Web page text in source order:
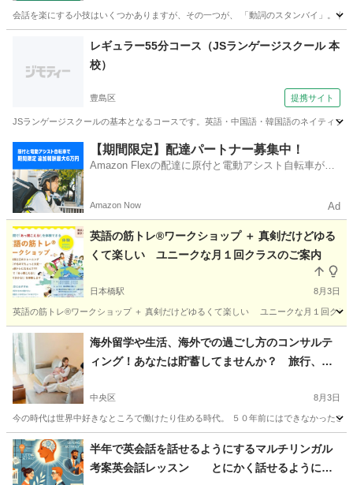
会話を楽にする小技はいくつかありますが、その一つが、 「動詞のスタンバイ」。
英会話 コーチング
レギュラー55分コース（JSランゲージスクール 本
校）
豊島区 提携サイト
JSランゲージスクールの基本となるコースです。英語・中国語・韓国語のネイティブ
発音
【期間限定】配達パートナー募集中！
Amazon Flexの配達に原付と電動アシスト自転車が登
Amazon Now Ad
英語の筋トレ®️ワークショップ ＋ 真剣だけどゆる
くて楽しい ユニークな月１回クラスのご案内
日本橋駅 8月3日
英語の筋トレ®️ワークショップ ＋ 真剣だけどゆるくて楽しい ユニークな月１回クラ
東京 中央区 日本橋駅 英会話 筋トレ
海外留学や生活、海外での過ごし方のコンサルテ
ィング！あなたは貯蓄してませんか？ 旅行、ワ
リカなど）
中央区 8月3日
今の時代は世界中好きなところで働けたり住める時代。 ５０年前にはできなかった
東京 中央区 英会話 大阪 大阪市 英会話 海外旅行
半年で英会話を話せるようにするマルチリンガル
考案英会話レッスン とにかく話せるようにな